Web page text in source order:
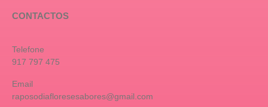
CONTACTOS
Telefone
917 797 475
Email
raposodiafloresesabores@gmail.com